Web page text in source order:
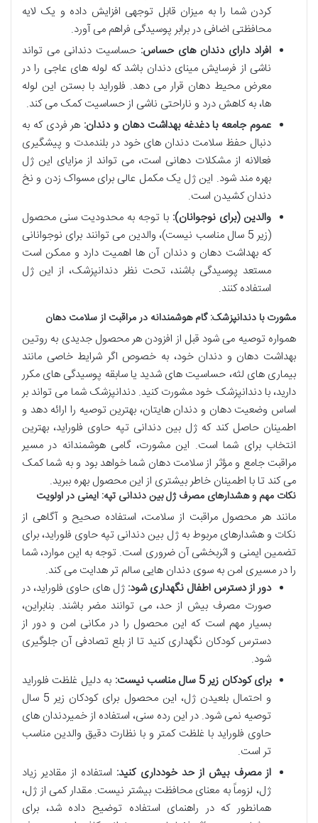
کردن شما را به میزان قابل توجهی افزایش داده و یک لایه
محافظتی اضافی در برابر پوسیدگی فراهم می آورد.
افراد دارای دندان های حساس: حساسیت دندانی می تواند
ناشی از فرسایش مینای دندان باشد که لوله های عاجی را در
معرض محیط دهان قرار می دهد. فلوراید با بستن این لوله
ها، به کاهش درد و ناراحتی ناشی از حساسیت کمک می کند.
عموم جامعه با دغدغه بهداشت دهان و دندان: هر فردی که به
دنبال حفظ سلامت دندان های خود در بلندمدت و پیشگیری
فعالانه از مشکلات دهانی است، می تواند از مزایای این ژل
بهره مند شود. این ژل یک مکمل عالی برای مسواک زدن و نخ
دندان کشیدن است.
والدین (برای نوجوانان): با توجه به محدودیت سنی محصول
(زیر 5 سال مناسب نیست)، والدین می توانند برای نوجوانانی
که بهداشت دهان و دندان آن ها اهمیت دارد و ممکن است
مستعد پوسیدگی باشند، تحت نظر دندانپزشک، از این ژل
استفاده کنند.
مشورت با دندانپزشک: گام هوشمندانه در مراقبت از سلامت دهان
همواره توصیه می شود قبل از افزودن هر محصول جدیدی به روتین
بهداشت دهان و دندان خود، به خصوص اگر شرایط خاصی مانند
بیماری های لثه، حساسیت های شدید یا سابقه پوسیدگی های مکرر
دارید، با دندانپزشک خود مشورت کنید. دندانپزشک شما می تواند بر
اساس وضعیت دهان و دندان هایتان، بهترین توصیه را ارائه دهد و
اطمینان حاصل کند که ژل بین دندانی تپه حاوی فلوراید، بهترین
انتخاب برای شما است. این مشورت، گامی هوشمندانه در مسیر
مراقبت جامع و مؤثر از سلامت دهان شما خواهد بود و به شما کمک
می کند تا با اطمینان خاطر بیشتری از این محصول بهره ببرید.
نکات مهم و هشدارهای مصرف ژل بین دندانی تپه: ایمنی در اولویت
مانند هر محصول مراقبت از سلامت، استفاده صحیح و آگاهی از
نکات و هشدارهای مربوط به ژل بین دندانی تپه حاوی فلوراید، برای
تضمین ایمنی و اثربخشی آن ضروری است. توجه به این موارد، شما
را در مسیری امن به سوی دندان هایی سالم تر هدایت می کند.
دور از دسترس اطفال نگهداری شود: ژل های حاوی فلوراید، در
صورت مصرف بیش از حد، می توانند مضر باشند. بنابراین،
بسیار مهم است که این محصول را در مکانی امن و دور از
دسترس کودکان نگهداری کنید تا از بلع تصادفی آن جلوگیری
شود.
برای کودکان زیر 5 سال مناسب نیست:
به دلیل غلظت فلوراید
و احتمال بلعیدن ژل، این محصول برای کودکان زیر 5 سال
توصیه نمی شود. در این رده سنی، استفاده از خمیردندان های
حاوی فلوراید با غلظت کمتر و با نظارت دقیق والدین مناسب
تر است.
از مصرف بیش از حد خودداری کنید: استفاده از مقادیر زیاد
ژل، لزوماً به معنای محافظت بیشتر نیست. مقدار کمی از ژل،
همانطور که در راهنمای استفاده توضیح داده شد، برای